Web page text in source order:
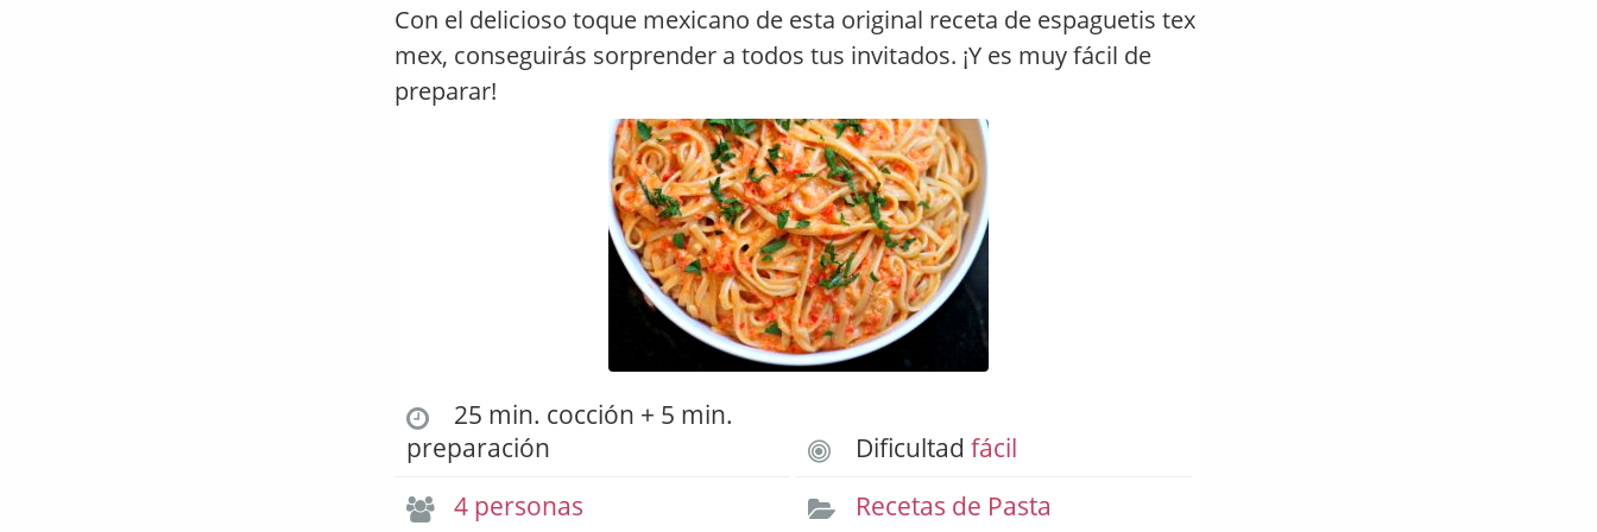
Con el delicioso toque mexicano de esta original receta de espaguetis tex
mex, conseguirás sorprender a todos tus invitados. ¡Y es muy fácil de
preparar!
25 min. cocción + 5 min.
preparación
Dificultadfácil
4 personas
Recetas de Pasta